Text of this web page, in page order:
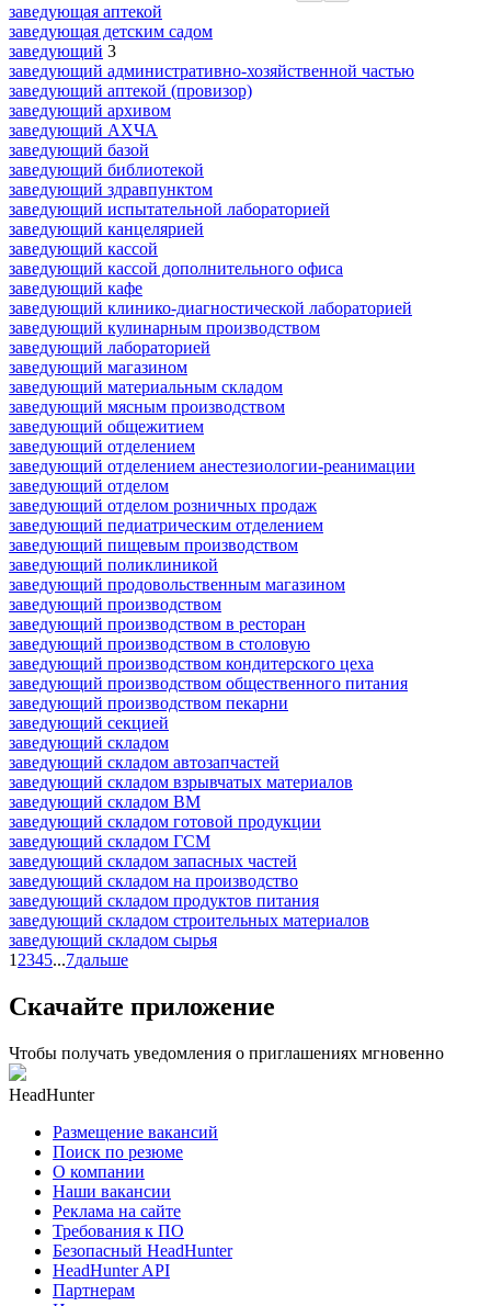
заведующая аптекой
заведующая детским садом
заведующий 3
заведующий административно-хозяйственной частью
заведующий аптекой (провизор)
заведующий архивом
заведующий АХЧА
заведующий базой
заведующий библиотекой
заведующий здравпунктом
заведующий испытательной лабораторией
заведующий канцелярией
заведующий кассой
заведующий кассой дополнительного офиса
заведующий кафе
заведующий клинико-диагностической лабораторией
заведующий кулинарным производством
заведующий лабораторией
заведующий магазином
заведующий материальным складом
заведующий мясным производством
заведующий общежитием
заведующий отделением
заведующий отделением анестезиологии-реанимации
заведующий отделом
заведующий отделом розничных продаж
заведующий педиатрическим отделением
заведующий пищевым производством
заведующий поликлиникой
заведующий продовольственным магазином
заведующий производством
заведующий производством в ресторан
заведующий производством в столовую
заведующий производством кондитерского цеха
заведующий производством общественного питания
заведующий производством пекарни
заведующий секцией
заведующий складом
заведующий складом автозапчастей
заведующий складом взрывчатых материалов
заведующий складом ВМ
заведующий складом готовой продукции
заведующий складом ГСМ
заведующий складом запасных частей
заведующий складом на производство
заведующий складом продуктов питания
заведующий складом строительных материалов
заведующий складом сырья
1 2345...7дальше
Скачайте приложение
Чтобы получать уведомления о приглашениях мгновенно
HeadHunter
Размещение вакансий
Поиск по резюме
О компании
Наши вакансии
Реклама на сайте
Требования к ПО
Безопасный HeadHunter
HeadHunter API
Партнерам